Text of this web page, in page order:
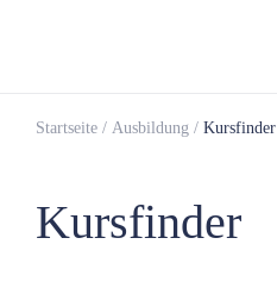
Startseite / Ausbildung / Kursfinder
Kursfinder